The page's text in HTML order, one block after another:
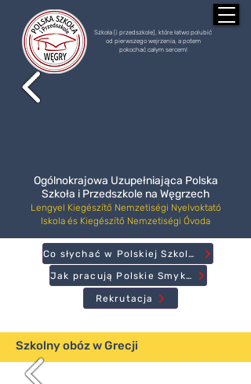
Szkoła (i przedszkole), które łatwo polubić
od pierwszego wejrzenia, a potem
pokochać całym sercem!
Ogólnokrajowa Uzupełniająca Polska
Szkoła i Przedszkole na Węgrzech
Lengyel Kiegészítő Nemzetiségi Nyelvoktató
Iskola és Kiegészítő Nemzetiségi Óvoda
Rekrutacja
Jak pracują Polskie Smyki?
Co słychać w Polskiej Szkole?
Szkolny obóz w Grecji